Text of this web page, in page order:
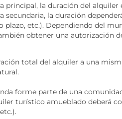
principal, la duración del alquiler
secundaria, la duración
plazo, etc.). Dependiendo del
obtener una autorización
total del alquiler a una
forme parte de una
turístico amueblado deberá